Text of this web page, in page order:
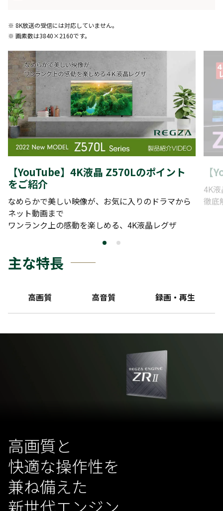
※ 8K放送の受信には対応していません。
※ 画素数は3840×2160です。
【YouTube】4K液晶 Z570Lのポイント
をご紹介
なめらかで美しい映像が、お気に入りのドラマから
ネット動画まで
ワンランク上の感動を楽しめる、4K液晶レグザ
【
4K
徹底
主な特長
高画質 高音質 録画・再生
高画質と
快適な操作性を
兼ね備えた